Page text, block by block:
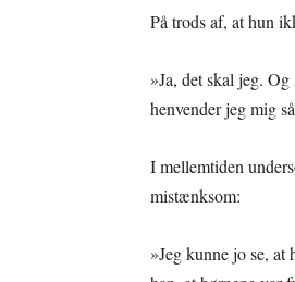
På trods af, at hun
»Ja, det skal jeg.
henvender jeg mig
I mellemtiden
mistænksom:
»Jeg kunne jo se,